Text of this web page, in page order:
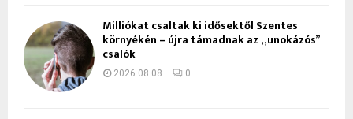
Milliókat csaltak ki idősektől Szentes
környékén – újra támadnak az „unokázós”
csalók
2026.08.08. 0